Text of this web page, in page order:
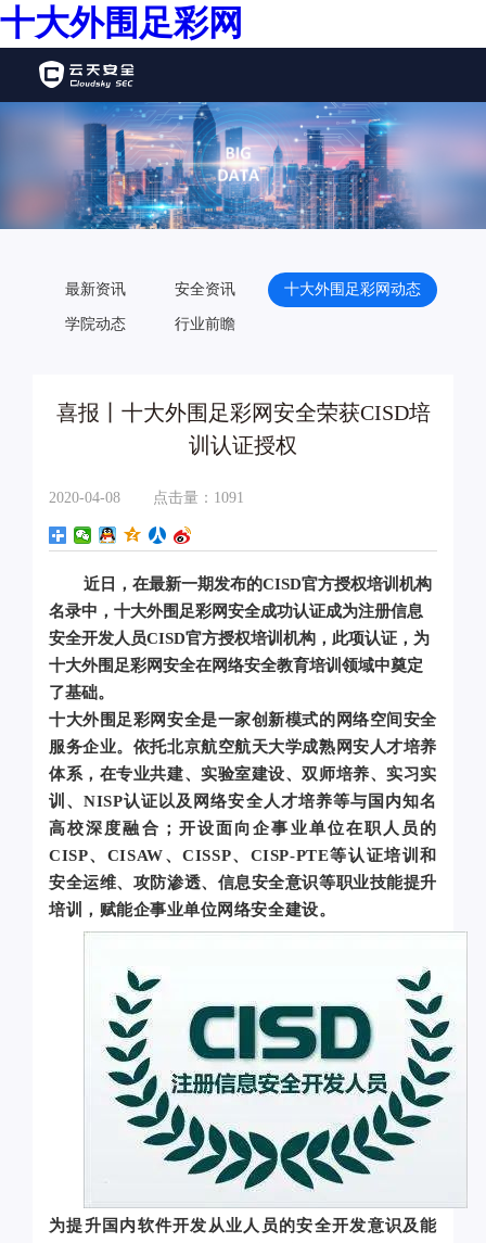
十大外围足彩网
最新资讯 安全资讯 十大外围足彩网动态
学院动态 行业前瞻
喜报丨十大外围足彩网安全荣获CISD培
训认证授权
2020-04-08 点击量：1091
近日，在最新一期发布的CISD官方授权培训机构
名录中，十大外围足彩网安全成功认证成为注册信息
安全开发人员CISD官方授权培训机构，此项认证，为
十大外围足彩网安全在网络安全教育培训领域中奠定
了基础。
十大外围足彩网安全是一家创新模式的网络空间安全
服务企业。依托北京航空航天大学成熟网安人才培养
体系，在专业共建、实验室建设、双师培养、实习实
训、NISP认证以及网络安全人才培养等与国内知名
高校深度融合；开设面向企事业单位在职人员的
CISP、CISAW、CISSP、CISP-PTE等认证培训和
安全运维、攻防渗透、信息安全意识等职业技能提升
培训，赋能企事业单位网络安全建设。
为提升国内软件开发从业人员的安全开发意识及能